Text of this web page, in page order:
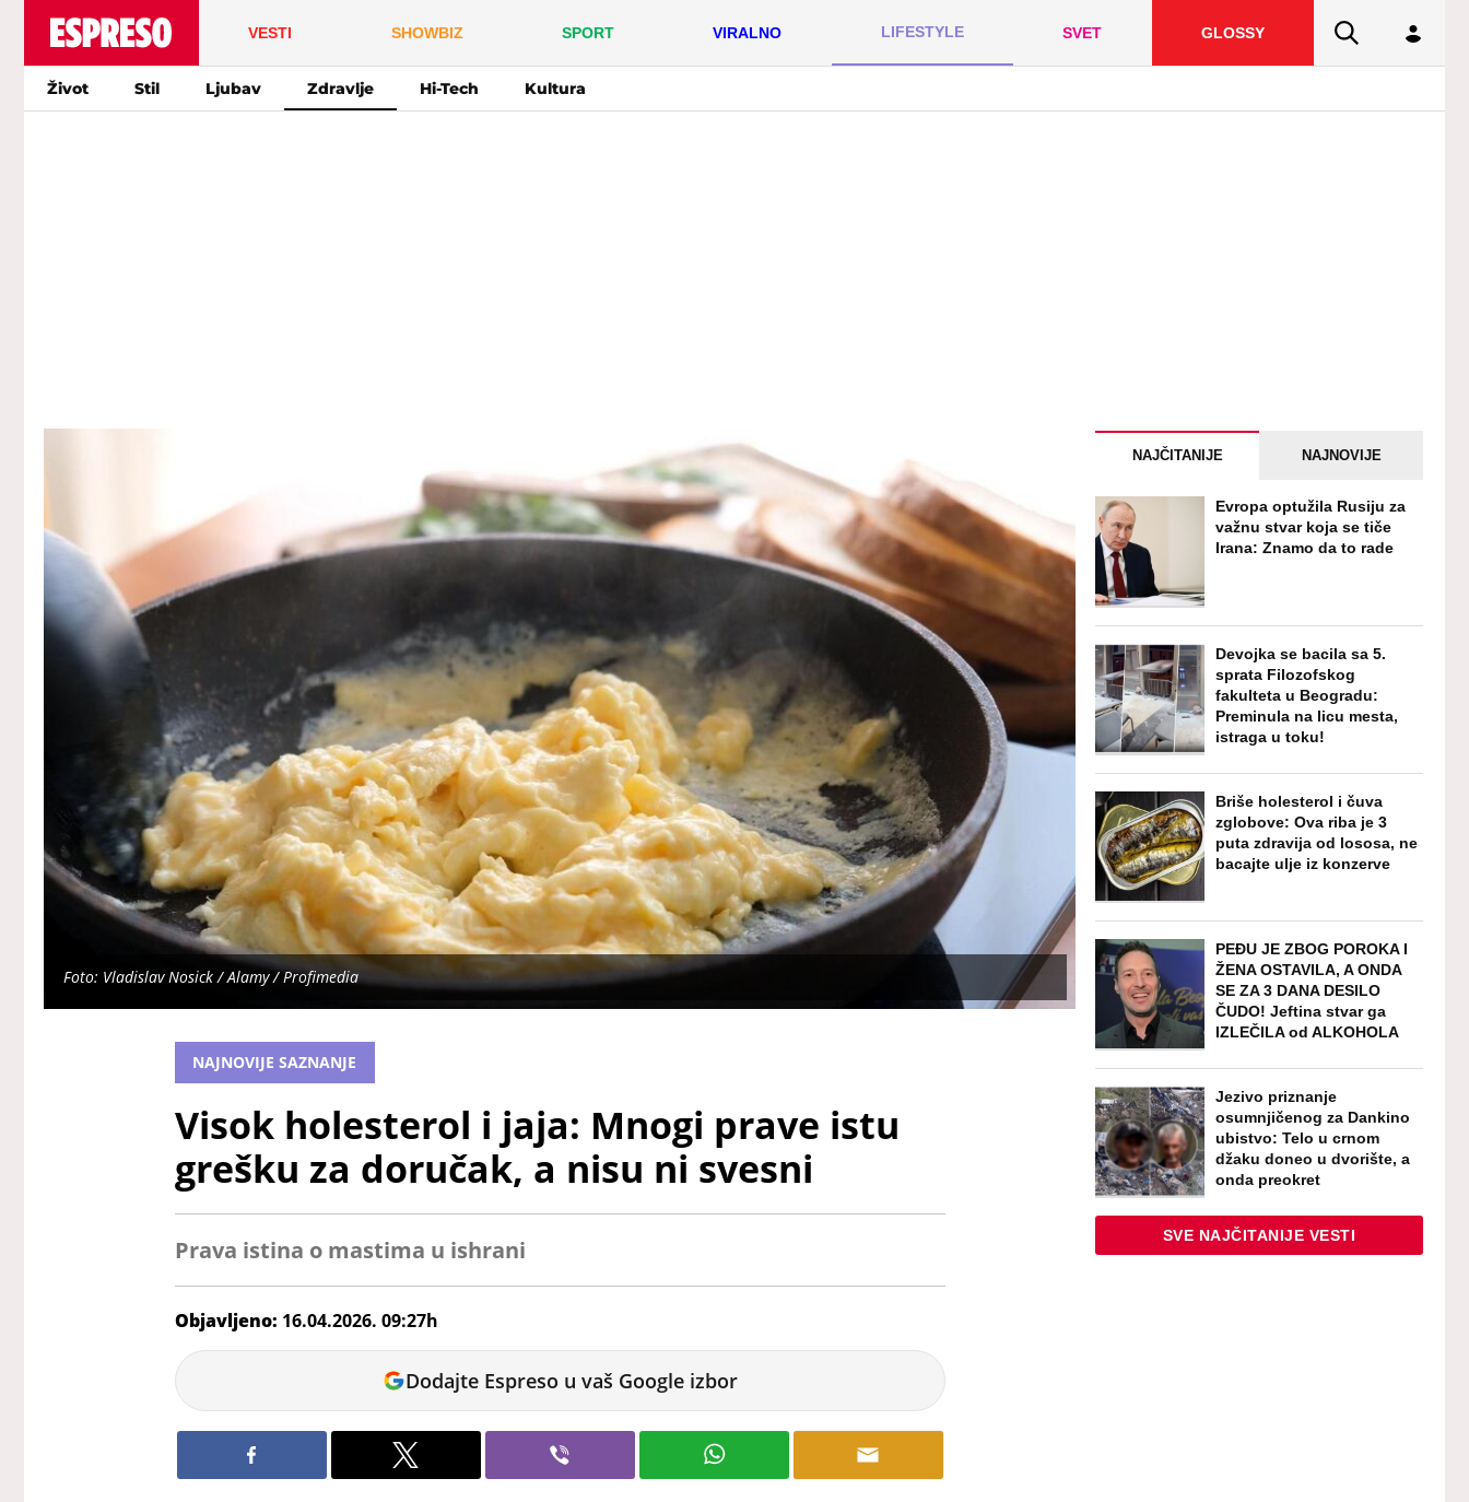
VESTI SHOWBIZ SPORT VIRALNO LIFESTYLE SVET GLOSSY
Život Stil Ljubav Zdravlje Hi-Tech Kultura
Foto: Vladislav Nosick / Alamy / Profimedia
NAJNOVIJE SAZNANJE
Visok holesterol i jaja: Mnogi prave istu
grešku za doručak, a nisu ni svesni
Prava istina o mastima u ishrani
Objavljeno: 16.04.2026. 09:27h
Dunja
Čavić
Dodajte Espreso u vaš Google izbor
NAJČITANIJE NAJNOVIJE
Evropa optužila Rusiju za
važnu stvar koja se tiče
Irana: Znamo da to rade
Devojka se bacila sa 5.
sprata Filozofskog
fakulteta u Beogradu:
Preminula na licu mesta,
istraga u toku!
Briše holesterol i čuva
zglobove: Ova riba je 3
puta zdravija od lososa, ne
bacajte ulje iz konzerve
PEĐU JE ZBOG POROKA I
ŽENA OSTAVILA, A ONDA
SE ZA 3 DANA DESILO
ČUDO! Jeftina stvar ga
IZLEČILA od ALKOHOLA
Jezivo priznanje
osumnjičenog za Dankino
ubistvo: Telo u crnom
džaku doneo u dvorište, a
onda preokret
SVE NAJČITANIJE VESTI